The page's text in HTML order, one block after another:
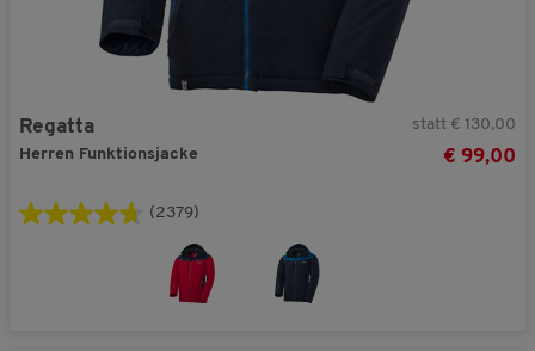
Regatta
Herren Funktionsjacke
statt € 130,00
€ 99,00
(2379)